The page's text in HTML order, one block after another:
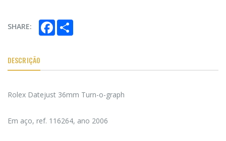
SHARE: Facebook
DESCRIÇÃO
Rolex Datejust 36mm Turn-o-graph
Em aço, ref. 116264, ano 2006